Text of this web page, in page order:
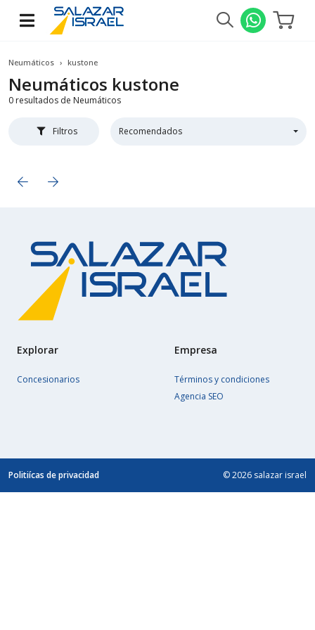
Neumáticos kustone
Neumáticos kustone
0 resultados de Neumáticos
Filtros Recomendados
Explorar
Concesionarios
Empresa
Términos y condiciones
Agencia SEO
Politiícas de privacidad © 2026 salazar israel